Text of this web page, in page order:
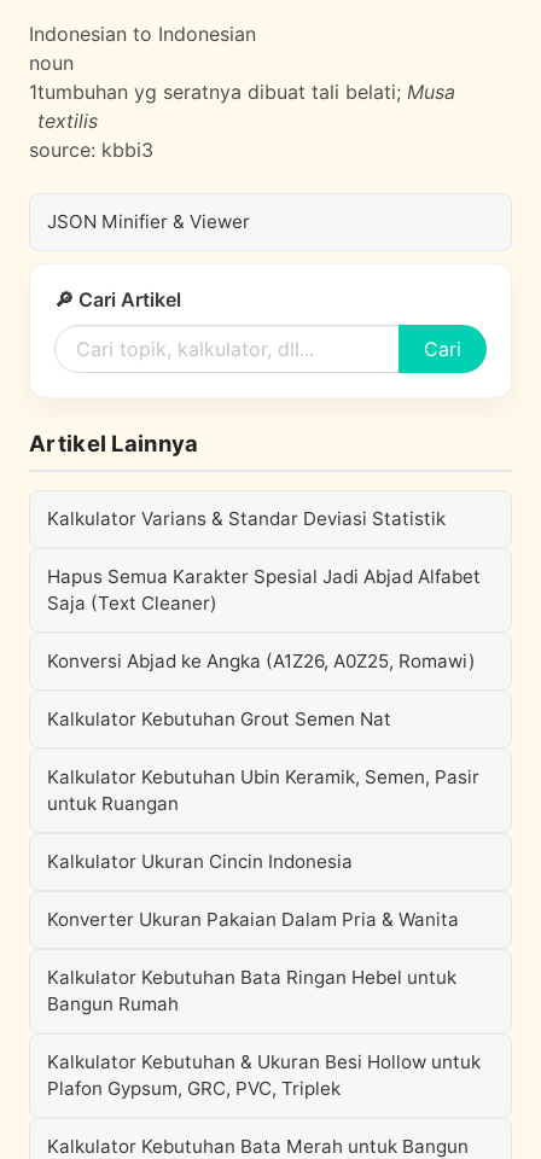
Indonesian to Indonesian
noun
1tumbuhan yg seratnya dibuat tali belati; Musa
textilis
source: kbbi3
JSON Minifier & Viewer
🔎 Cari Artikel
Cari
Artikel Lainnya
Kalkulator Varians & Standar Deviasi Statistik
Hapus Semua Karakter Spesial Jadi Abjad Alfabet
Saja (Text Cleaner)
Konversi Abjad ke Angka (A1Z26, A0Z25, Romawi)
Kalkulator Kebutuhan Grout Semen Nat
Kalkulator Kebutuhan Ubin Keramik, Semen, Pasir
untuk Ruangan
Kalkulator Ukuran Cincin Indonesia
Konverter Ukuran Pakaian Dalam Pria & Wanita
Kalkulator Kebutuhan Bata Ringan Hebel untuk
Bangun Rumah
Kalkulator Kebutuhan & Ukuran Besi Hollow untuk
Plafon Gypsum, GRC, PVC, Triplek
Kalkulator Kebutuhan Bata Merah untuk Bangun